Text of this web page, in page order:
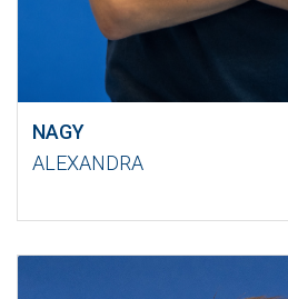
NAGY
ALEXANDRA